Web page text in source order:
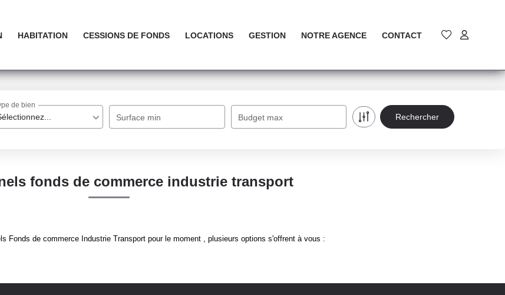
HABITATION CESSIONS DE FONDS LOCATIONS GESTION NOTRE AGENCE CONTACT
de bien
Surface min Budget max
fonds de commerce industrie transport
Fonds de commerce Industrie Transport pour le moment , plusieurs options s'offrent à vous :